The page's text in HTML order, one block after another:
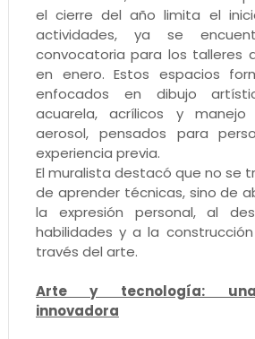
el cierre del año limita el
actividades, ya se
convocatoria para los talleres
en enero. Estos espacios
enfocados en dibujo
acuarela, acrílicos y
aerosol, pensados para
experiencia previa.
El muralista destacó que no se
de aprender técnicas, sino de
la expresión personal, al
habilidades y a la
través del arte.
Arte y tecnología: una
innovadora